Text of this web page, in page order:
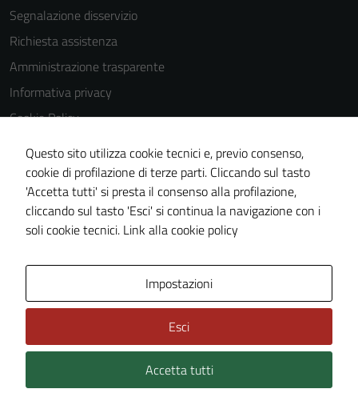
Segnalazione disservizio
Richiesta assistenza
Amministrazione trasparente
Informativa privacy
Cookie Policy
Note legali
Dichiarazione di accessibilità
Piano di miglioramento del sito
Statistiche sito web
Technical Design s.r.l.
Questo sito utilizza cookie tecnici e, previo consenso,
cookie di profilazione di terze parti. Cliccando sul tasto
'Accetta tutti' si presta il consenso alla profilazione,
cliccando sul tasto 'Esci' si continua la navigazione con i
soli cookie tecnici. Link alla cookie policy
Impostazioni
Esci
Accetta tutti